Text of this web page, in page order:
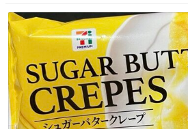
ト
数
数